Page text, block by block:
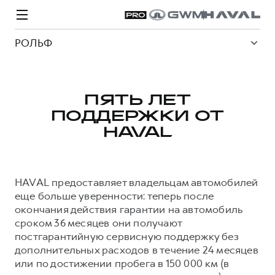
РОЛЬФ
от 2 499 000 ₽ от 4 049 000 ₽
Покупателям
Автомобили в наличии
Конфигуратор HAVAL
Аксессуары HAVAL
Каталоги и прайс-листы
Все о сервисе
Запись на сервис
Моторное масло
Стоимость ТО
Спецпредложения
Покупателям
Владельцам
О бренде
Новости
О GWM
ИНФОРМАЦИЯ О ДИЛЕРЕ
ПЯТЬ ЛЕТ
ПОДДЕРЖКИ ОТ
HAVAL
HAVAL предоставляет владельцам автомобилей
еще больше уверенности: теперь после
окончания действия гарантии на автомобиль
сроком 36 месяцев они получают
постгарантийную сервисную поддержку без
дополнительных расходов в течение 24 месяцев
или по достижении пробега в 150 000 км (в